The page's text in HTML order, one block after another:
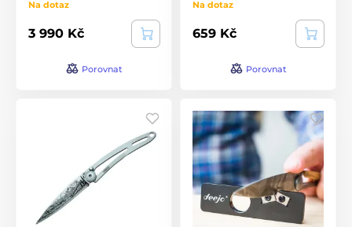
Na dotaz
3 990 Kč
Porovnat
Na dotaz
659 Kč
Porovnat